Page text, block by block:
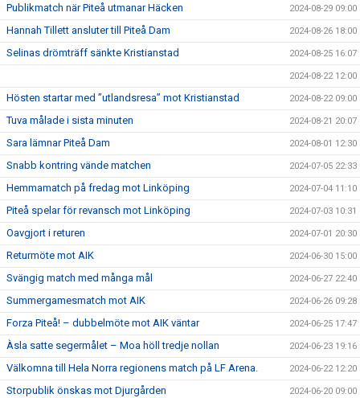
Publikmatch när Piteå utmanar Häcken 2024-08-29 09:00
Hannah Tillett ansluter till Piteå Dam 2024-08-26 18:00
Selinas drömträff sänkte Kristianstad 2024-08-25 16:07
2024-08-22 12:00
Hösten startar med ”utlandsresa” mot Kristianstad 2024-08-22 09:00
Tuva målade i sista minuten 2024-08-21 20:07
Sara lämnar Piteå Dam 2024-08-01 12:30
Snabb kontring vände matchen 2024-07-05 22:33
Hemmamatch på fredag mot Linköping 2024-07-04 11:10
Piteå spelar för revansch mot Linköping 2024-07-03 10:31
Oavgjort i returen 2024-07-01 20:30
Returmöte mot AIK 2024-06-30 15:00
Svängig match med många mål 2024-06-27 22:40
Summergamesmatch mot AIK 2024-06-26 09:28
Forza Piteå! – dubbelmöte mot AIK väntar 2024-06-25 17:47
Àsla satte segermålet – Moa höll tredje nollan 2024-06-23 19:16
Välkomna till Hela Norra regionens match på LF Arena. 2024-06-22 12:20
Storpublik önskas mot Djurgården 2024-06-20 09:00